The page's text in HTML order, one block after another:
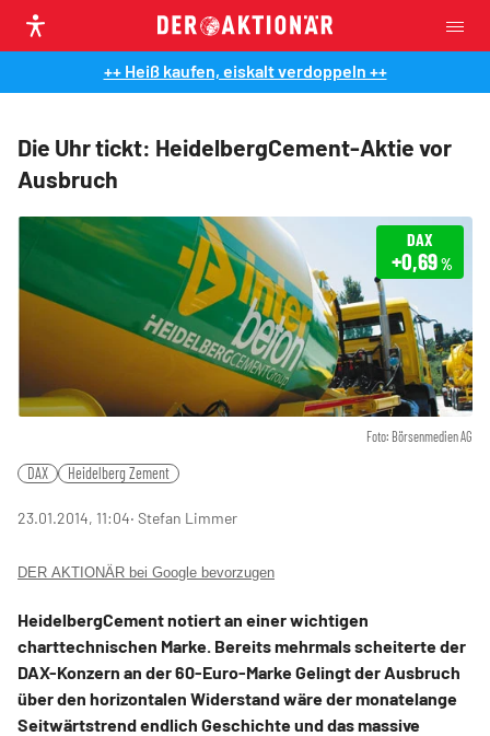
++ Heiß kaufen, eiskalt verdoppeln ++
Die Uhr tickt: HeidelbergCement-Aktie vor
Ausbruch
Foto: Börsenmedien AG
DAX
+0,69%
DAX Heidelberg Zement
23.01.2014, 11:04‧ Stefan Limmer
DER AKTIONÄR bei Google bevorzugen
HeidelbergCement notiert an einer wichtigen
charttechnischen Marke. Bereits mehrmals scheiterte der
DAX-Konzern an der 60-Euro-Marke Gelingt der Ausbruch
über den horizontalen Widerstand wäre der monatelange
Seitwärtstrend endlich Geschichte und das massive